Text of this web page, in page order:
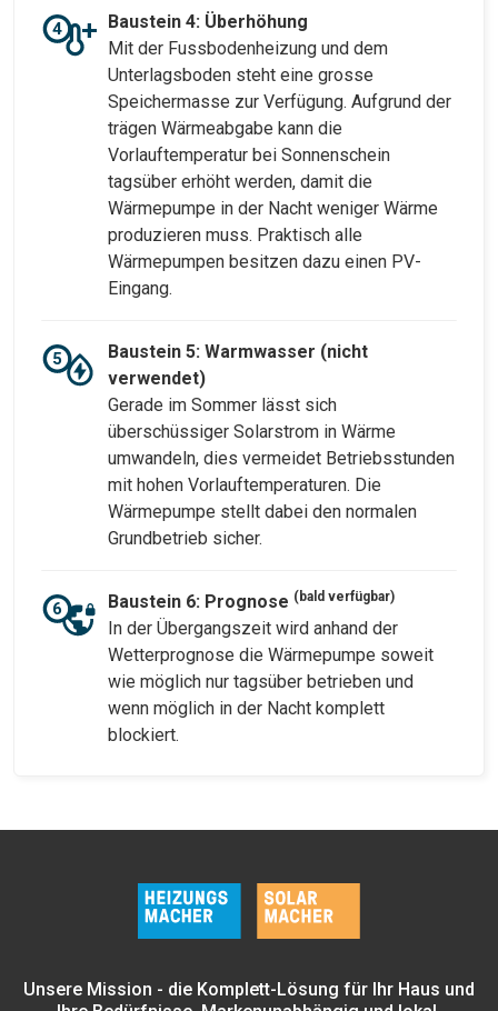
Baustein 4: Überhöhung
Mit der Fussbodenheizung und dem
Unterlagsboden steht eine grosse
Speichermasse zur Verfügung. Aufgrund der
trägen Wärmeabgabe kann die
Vorlauftemperatur bei Sonnenschein
tagsüber erhöht werden, damit die
Wärmepumpe in der Nacht weniger Wärme
produzieren muss. Praktisch alle
Wärmepumpen besitzen dazu einen PV-
Eingang.
Baustein 5: Warmwasser (nicht
verwendet)
Gerade im Sommer lässt sich
überschüssiger Solarstrom in Wärme
umwandeln, dies vermeidet Betriebsstunden
mit hohen Vorlauftemperaturen. Die
Wärmepumpe stellt dabei den normalen
Grundbetrieb sicher.
Baustein 6: Prognose (bald verfügbar)
In der Übergangszeit wird anhand der
Wetterprognose die Wärmepumpe soweit
wie möglich nur tagsüber betrieben und
wenn möglich in der Nacht komplett
blockiert.
Unsere Mission - die Komplett-Lösung für Ihr Haus und